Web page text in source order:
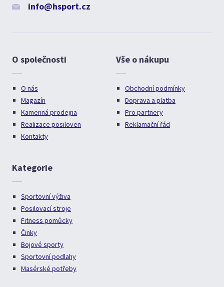
info@hsport.cz
O společnosti
O nás
Magazín
Kamenná prodejna
Realizace posiloven
Kontakty
Vše o nákupu
Obchodní podmínky
Doprava a platba
Pro partnery
Reklamační řád
Kategorie
Sportovní výživa
Posilovací stroje
Fitness pomůcky
Činky
Bojové sporty
Sportovní podlahy
Masérské potřeby